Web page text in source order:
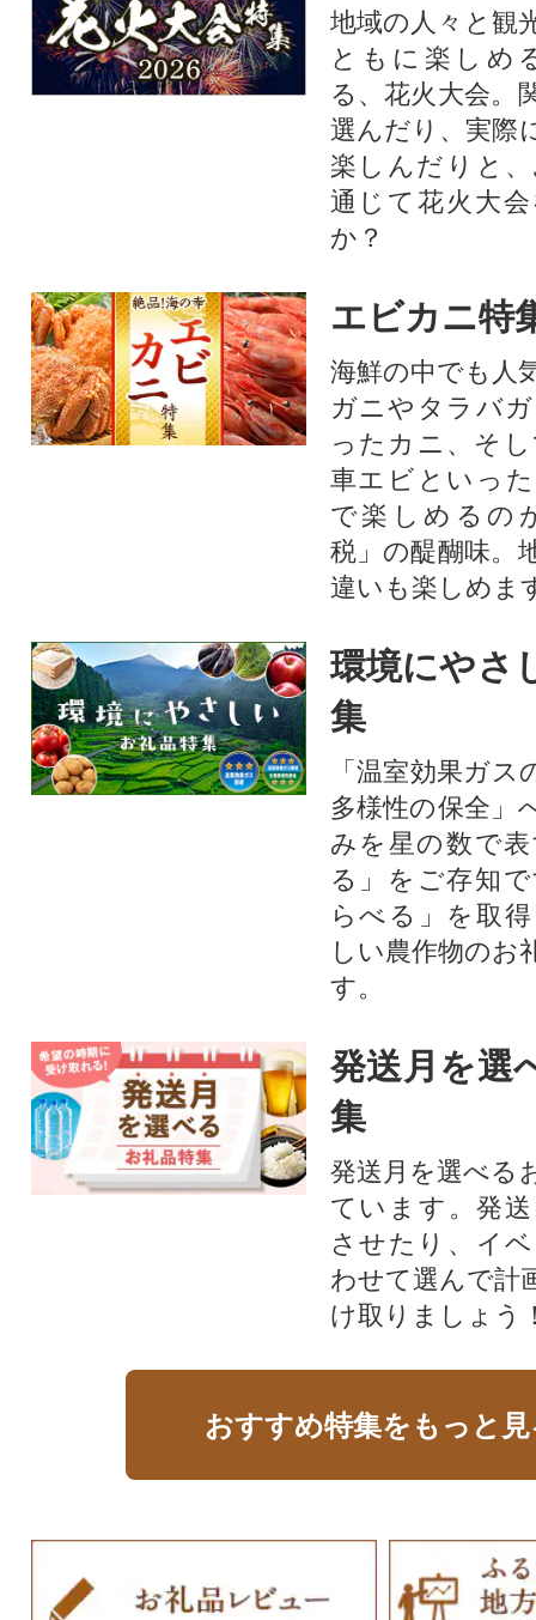
地域の人々と観
ともに楽しめ
る、花火大会。
選んだり、実際
楽しんだりと
通じて花火大
か？​
エビカニ特
海鮮の中でも人
ガニやタラバ
ったカニ、そ
車エビといっ
で楽しめるの
税」の醍醐味。
違いも楽しめま
環境にやさ
集
「温室効果ガ
多様性の保全」
みを星の数で
る」をご存知
らべる」を取
しい農作物のお
す。​
発送月を選
集
発送月を選べる
ています。発
させたり、イ
わせて選んで計
け取りましょう
おすすめ特集をもっと